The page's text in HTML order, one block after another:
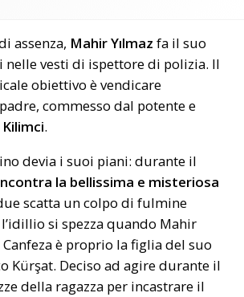
assenza, Mahir Yılmaz fa il suo
nelle vesti di ispettore di polizia. Il
obiettivo è vendicare
commesso dal potente e
.
devia i suoi piani: durante il
la bellissima e misteriosa
scatta un colpo di fulmine
si spezza quando Mahir
è proprio la figlia del suo
Kürşat. Deciso ad agire durante il
della ragazza per incastrare il